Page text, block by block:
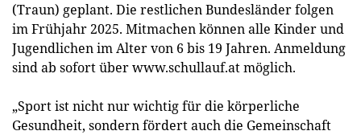
(Traun) geplant. Die restlichen Bundesländer folgen
im Frühjahr 2025. Mitmachen können alle Kinder und
Jugendlichen im Alter von 6 bis 19 Jahren. Anmeldung
sind ab sofort über www.schullauf.at möglich.
„Sport ist nicht nur wichtig für die körperliche
Gesundheit, sondern fördert auch die Gemeinschaft